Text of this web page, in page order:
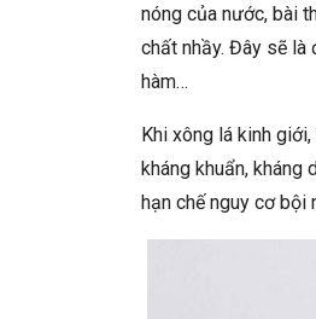
nóng của nước, bài
chất nhầy. Đây sẽ là
hàm…
Khi xông lá kinh
kháng khuẩn, kháng
hạn chế nguy cơ bội